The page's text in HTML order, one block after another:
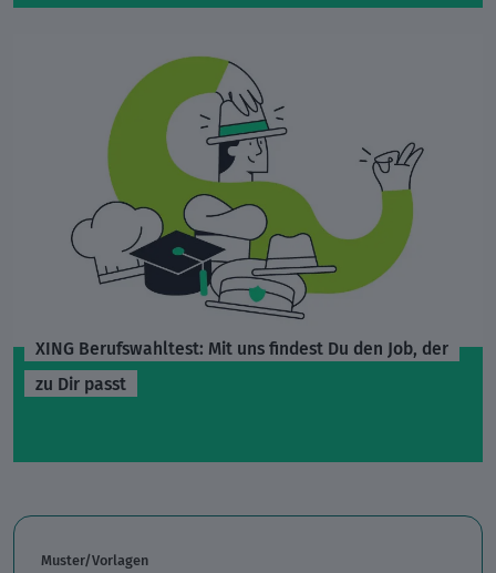
XING Berufswahltest: Mit uns findest Du den Job, der
zu Dir passt
Muster/Vorlagen